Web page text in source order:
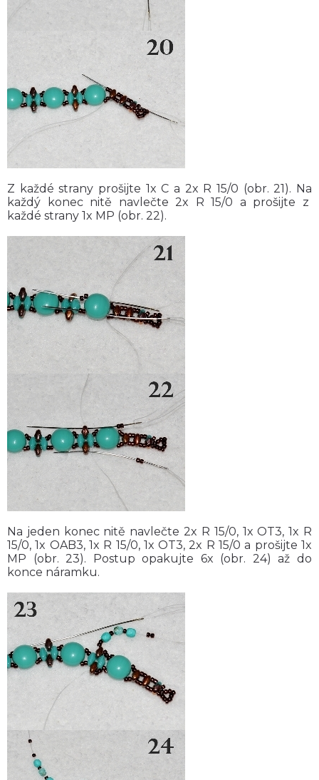
Z každé strany prošijte 1x C a 2x R 15/0 (obr. 21). Na
každý konec nitě navlečte 2x R 15/0 a prošijte z
každé strany 1x MP (obr. 22).
Na jeden konec nitě navlečte 2x R 15/0, 1x OT3, 1x R
15/0, 1x OAB3, 1x R 15/0, 1x OT3, 2x R 15/0 a prošijte 1x
MP (obr. 23). Postup opakujte 6x (obr. 24) až do
konce náramku.